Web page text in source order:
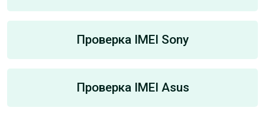
Проверка IMEI Sony
Проверка IMEI Asus